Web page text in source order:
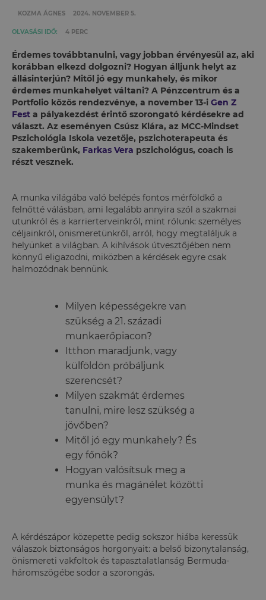
KOZMA ÁGNES 2024. NOVEMBER 5.
OLVASÁSI IDŐ: 4 PERC
Érdemes továbbtanulni, vagy jobban érvényesül az, aki
korábban elkezd dolgozni? Hogyan álljunk helyt az
állásinterjún? Mitől jó egy munkahely, és mikor
érdemes munkahelyet váltani? A Pénzcentrum és a
Portfolio közös rendezvénye, a november 13-i Gen Z
Fest a pályakezdést érintő szorongató kérdésekre ad
választ. Az eseményen Csúsz Klára, az MCC-Mindset
Pszichológia Iskola vezetője, pszichoterapeuta és
szakemberünk, Farkas Vera pszichológus, coach is
részt vesznek.
A munka világába való belépés fontos mérföldkő a
felnőtté válásban, ami legalább annyira szól a szakmai
utunkról és a karrierterveinkről, mint rólunk: személyes
céljainkról, önismeretünkről, arról, hogy megtaláljuk a
helyünket a világban. A kihívások útvesztőjében nem
könnyű eligazodni, miközben a kérdések egyre csak
halmozódnak bennünk.
Milyen képességekre van
szükség a 21. századi
munkaerőpiacon?
Itthon maradjunk, vagy
külföldön próbáljunk
szerencsét?
Milyen szakmát érdemes
tanulni, mire lesz szükség a
jövőben?
Mitől jó egy munkahely? És
egy főnök?
Hogyan valósítsuk meg a
munka és magánélet közötti
egyensúlyt?
A kérdészápor közepette pedig sokszor hiába keressük
válaszok biztonságos horgonyait: a belső bizonytalanság,
önismereti vakfoltok és tapasztalatlanság Bermuda-
háromszögébe sodor a szorongás.